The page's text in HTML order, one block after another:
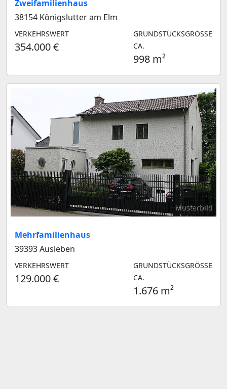
Zweifamilienhaus
38154 Königslutter am Elm
VERKEHRSWERT
354.000 €
GRUNDSTÜCKSGRÖSSE C
A.
998 m²
Musterbild
Mehrfamilienhaus
39393 Ausleben
VERKEHRSWERT
129.000 €
GRUNDSTÜCKSGRÖSSE C
A.
1.676 m²